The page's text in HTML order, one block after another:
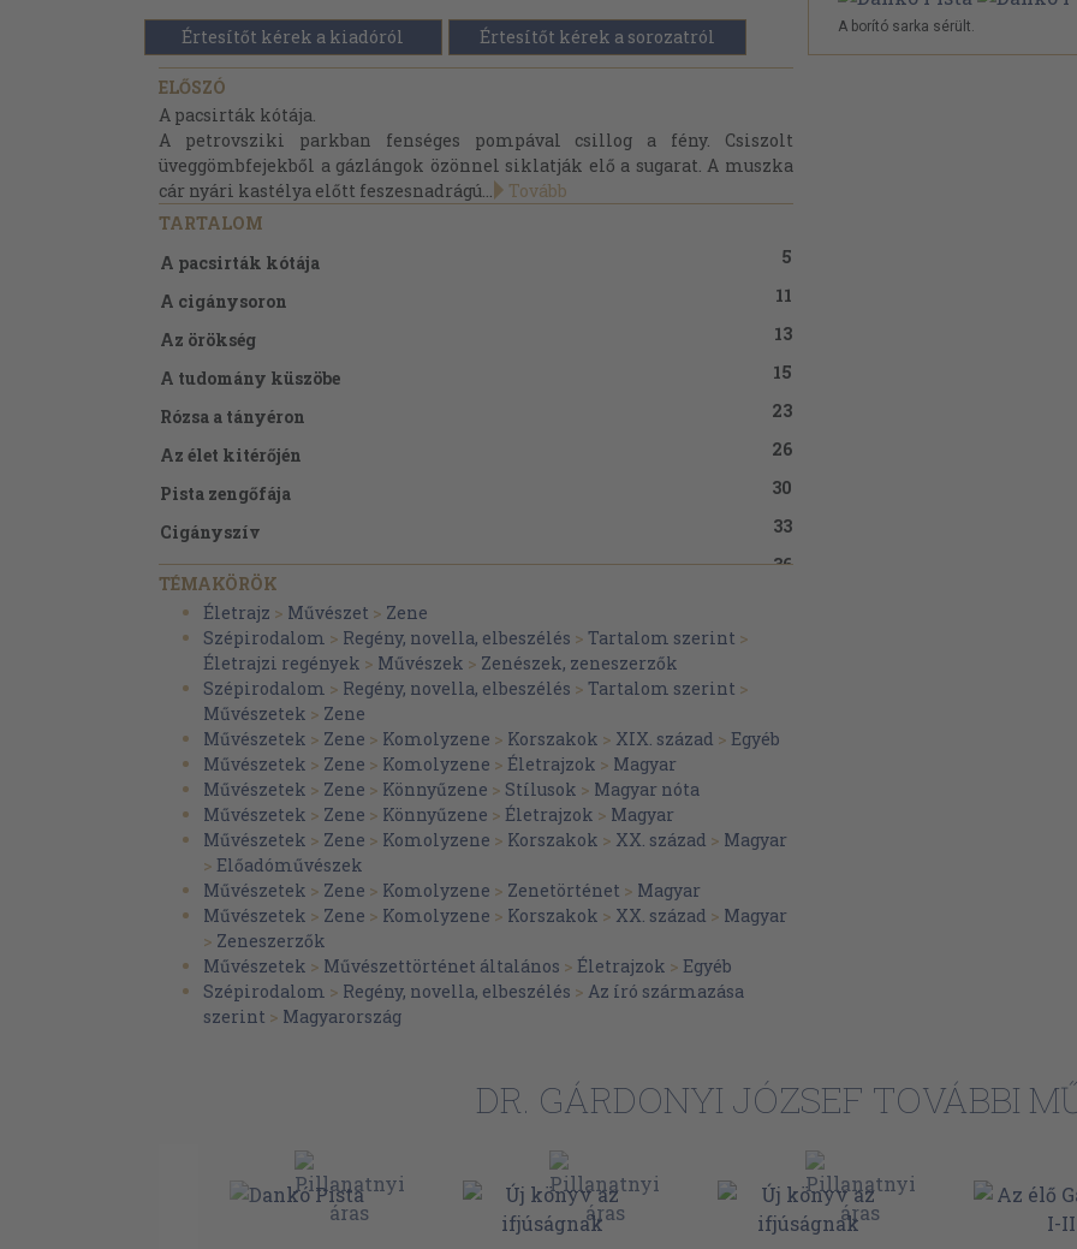
Értesítőt kérek a kiadóról Értesítőt kérek a sorozatról
ELŐSZÓ
A pacsirták kótája.
A petrovsziki parkban fenséges pompával csillog a fény. Csiszolt
üveggömbfejekből a gázlángok özönnel siklatják elő a sugarat. A muszka
cár nyári kastélya előtt feszesnadrágú...
Tovább
TARTALOM
A pacsirták kótája
5
A cigánysoron
11
Az örökség
13
A tudomány küszöbe
15
Rózsa a tányéron
23
Az élet kitérőjén
26
Pista zengőfája
30
Cigányszív
33
A húron pendült asszony
36
Egy tál lencse
Pósa Lajos Szegeden
Az első szerzemény
Első nóta
A dicsőség sugarában
Az első kiadó
Életforduló
55
A siker kapujában
Fölfelé
61
A hálásan köszönöm
A barna irigység
Jaj de víg ez a Pest!
80
Esküdtszéki csárdás
A Dankó-pör nyakalója
90
TÉMAKÖRÖK
Életrajz > Művészet > Zene
Szépirodalom > Regény, novella, elbeszélés > Tartalom szerint >
Életrajzi regények > Művészek > Zenészek, zeneszerzők
Szépirodalom > Regény, novella, elbeszélés > Tartalom szerint >
Művészetek > Zene
Művészetek > Zene > Komolyzene > Korszakok > XIX. század > Egyéb
Művészetek > Zene > Komolyzene > Életrajzok > Magyar
Művészetek > Zene > Könnyűzene > Stílusok > Magyar nóta
Művészetek > Zene > Könnyűzene > Életrajzok > Magyar
Művészetek > Zene > Komolyzene > Korszakok > XX. század > Magyar
> Előadóművészek
Művészetek > Zene > Komolyzene > Zenetörténet > Magyar
Művészetek > Zene > Komolyzene > Korszakok > XX. század > Magyar
> Zeneszerzők
Művészetek > Művészettörténet általános > Életrajzok > Egyéb
Szépirodalom > Regény, novella, elbeszélés > Az író származása
szerint > Magyarország
A borító sarka sérült.
DR. GÁRDONYI JÓZSEF TOVÁBBI